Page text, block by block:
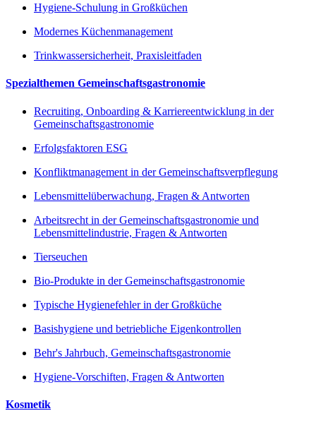
Hygiene-Schulung in Großküchen
Modernes Küchenmanagement
Trinkwassersicherheit, Praxisleitfaden
Spezialthemen Gemeinschaftsgastronomie
Recruiting, Onboarding & Karriereentwicklung in der
Gemeinschaftsgastronomie
Erfolgsfaktoren ESG
Konfliktmanagement in der Gemeinschaftsverpflegung
Lebensmittelüberwachung, Fragen & Antworten
Arbeitsrecht in der Gemeinschaftsgastronomie und
Lebensmittelindustrie, Fragen & Antworten
Tierseuchen
Bio-Produkte in der Gemeinschaftsgastronomie
Typische Hygienefehler in der Großküche
Basishygiene und betriebliche Eigenkontrollen
Behr's Jahrbuch, Gemeinschaftsgastronomie
Hygiene-Vorschiften, Fragen & Antworten
Kosmetik